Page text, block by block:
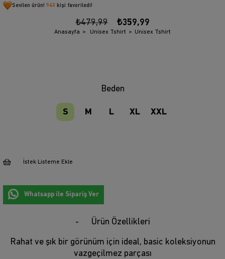
Sevilen ürün! 542 kişi favoriledi!
₺479,99 ₺359,99
Anasayfa Unisex Tshirt Unisex Tshirt
Beden
S M L XL XXL
İstek Listeme Ekle
Whatsapp ile Sipariş Ver
Ürün Özellikleri
Rahat ve şık bir görünüm için ideal, basic koleksiyonun
vazgeçilmez parçası